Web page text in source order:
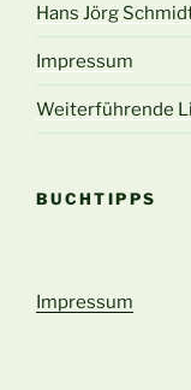
Hans Jörg
Impressum
Weiterführende
BUCHTIPPS
Impressum